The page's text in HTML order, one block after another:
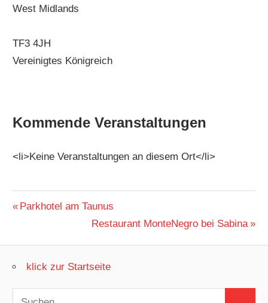
West Midlands
TF3 4JH
Vereinigtes Königreich
Kommende Veranstaltungen
<li>Keine Veranstaltungen an diesem Ort</li>
Beitragsnavigation
Vorheriger
Parkhotel am Taunus
Nächster
Restaurant MonteNegro bei Sabina
klick zur Startseite
Suchen